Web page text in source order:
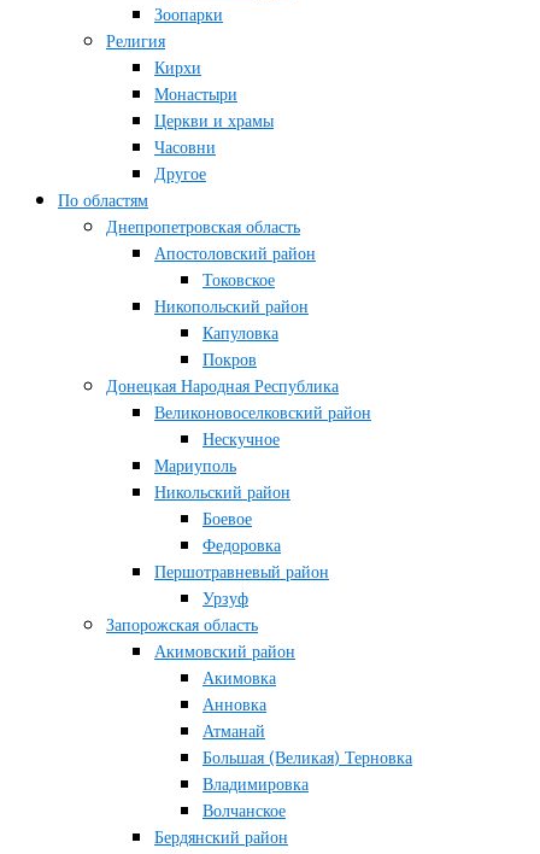
Зоопарки
Религия
Кирхи
Монастыри
Церкви и храмы
Часовни
Другое
По областям
Днепропетровская область
Апостоловский район
Токовское
Никопольский район
Капуловка
Покров
Донецкая Народная Республика
Великоновоселковский район
Нескучное
Мариуполь
Никольский район
Боевое
Федоровка
Першотравневый район
Урзуф
Запорожская область
Акимовский район
Акимовка
Анновка
Атманай
Большая (Великая) Терновка
Владимировка
Волчанское
Бердянский район